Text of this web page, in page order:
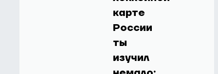
карте
России
ты
изучил